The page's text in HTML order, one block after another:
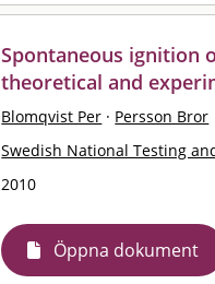
Spontaneous ignition
theoretical and
Blomqvist Per · Persson Bror
Swedish National Testing
2010
Öppna dokument